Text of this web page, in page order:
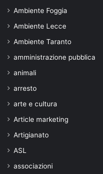
Ambiente Foggia
Ambiente Lecce
Ambiente Taranto
amministrazione pubblica
animali
arresto
arte e cultura
Article marketing
Artigianato
ASL
associazioni